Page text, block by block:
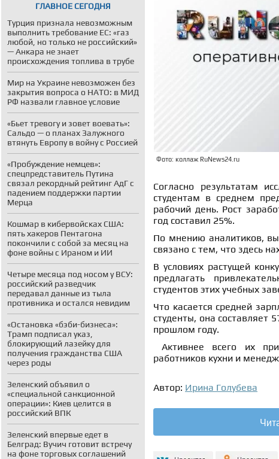
ГЛАВНОЕ СЕГОДНЯ
Турция признала невозможным
выполнить требование ЕС: «газ
любой, но только не российский»
— Анкара не знает
происхождения топлива в трубе
Мир на Украине невозможен без
закрытия вопроса о НАТО: в МИД
РФ назвали главное условие
«Бьет тревогу и зовет воевать»:
Сальдо — о планах Залужного
втянуть Европу в войну с Россией
«Пробуждение немцев»:
спецпредставитель Путина
связал рекордный рейтинг АдГ с
падением поддержки партии
Мерца
Кошмар в кибервойсках США:
пять хакеров Пентагона
покончили с собой за месяц на
фоне войны с Ираном и ИИ
Четыре месяца под носом у ВСУ:
российский разведчик
передавал данные из тыла
противника и остался невидим
«Остановка «бэби-бизнеса»:
Трамп подписал указ,
блокирующий лазейку для
получения гражданства США
через роды
Зеленский объявил о
«специальной санкционной
операции»: Киев целится в
российский ВПК
Зеленский впервые едет в
Белград: Вучич готовит встречу
на фоне торговых соглашений
Фото: коллаж RuNews24.ru
Согласно результатам
студентам в среднем
рабочий день. Рост
год составил 25%.
По мнению аналитиков,
связано с тем, что здесь
В условиях растущей
предлагать
студентов этих учебных
Что касается средней
студенты, она составляет
прошлом году.
Активнее всего их
работников кухни и
Автор: Ирина Голубева